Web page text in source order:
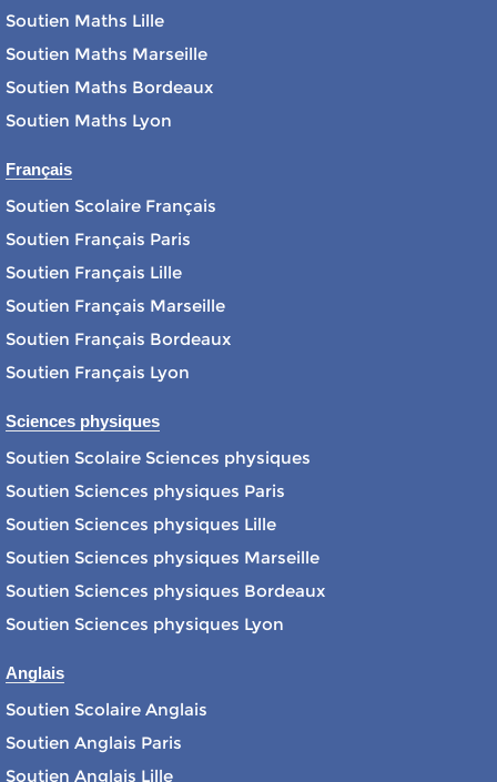
Soutien Maths Lille
Soutien Maths Marseille
Soutien Maths Bordeaux
Soutien Maths Lyon
Français
Soutien Scolaire Français
Soutien Français Paris
Soutien Français Lille
Soutien Français Marseille
Soutien Français Bordeaux
Soutien Français Lyon
Sciences physiques
Soutien Scolaire Sciences physiques
Soutien Sciences physiques Paris
Soutien Sciences physiques Lille
Soutien Sciences physiques Marseille
Soutien Sciences physiques Bordeaux
Soutien Sciences physiques Lyon
Anglais
Soutien Scolaire Anglais
Soutien Anglais Paris
Soutien Anglais Lille